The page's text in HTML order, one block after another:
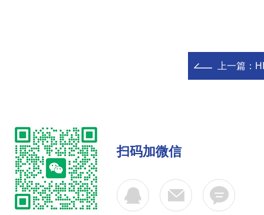
上一篇：
扫码加微信